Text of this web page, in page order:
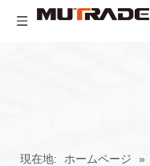
現在地: ホームページ »